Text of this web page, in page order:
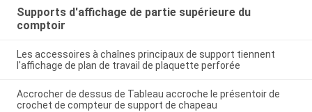
Supports d'affichage de partie supérieure du
comptoir
Les accessoires à chaînes principaux de support tiennent
l'affichage de plan de travail de plaquette perforée
Accrocher de dessus de Tableau accroche le présentoir de
crochet de compteur de support de chapeau